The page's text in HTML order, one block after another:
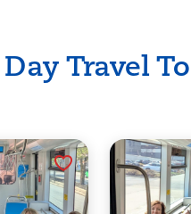
Travel